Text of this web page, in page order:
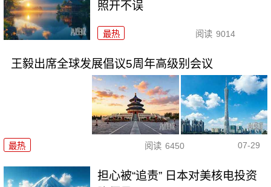
照开不误
最热 阅读 9014
王毅出席全球发展倡议5周年高级别会议
最热 阅读 6450 07-29
担心被“追责” 日本对美核电投资